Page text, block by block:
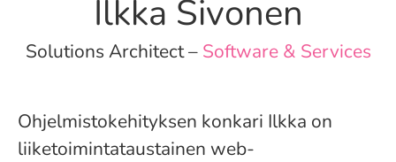
Ilkka Sivonen
Solutions Architect – Software & Services
Ohjelmistokehityksen konkari Ilkka on
liiketoimintataustainen web-